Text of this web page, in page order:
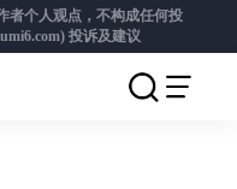
者个人观点，不构成任何投
投诉及建议